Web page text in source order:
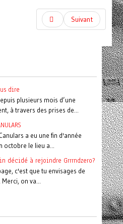
Suivant
dire
plusieurs mois d’une
à travers des prises de...
a eu une fin d'année
le lieu a...
décidé à rejoindre Grrrndzero?
c'est que tu envisages de
on va...